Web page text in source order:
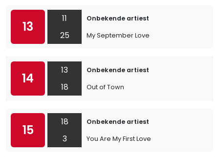
13
11
25
Onbekende artiest
My September Love
14
13
18
Onbekende artiest
Out of Town
15
18
3
Onbekende artiest
You Are My First Love